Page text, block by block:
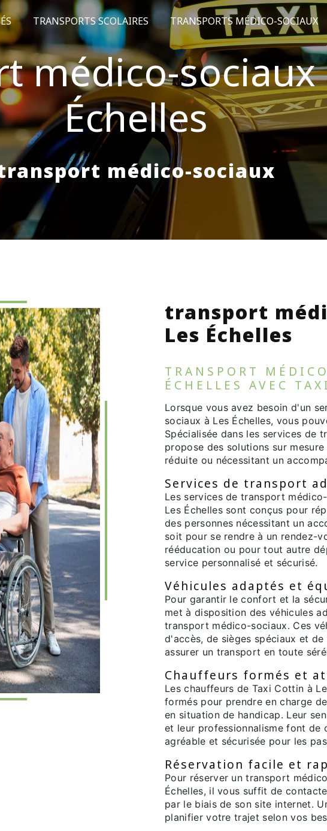
TRANSPORTS SCOLAIRES TRANSPORTS MÉDICO-SOCIAUX
médico-sociaux
Échelles
médico-sociaux
transport
Les Échelles
TRANSPORT
ÉCHELLES AVEC
Lorsque vous avez besoin d'un
sociaux à Les Échelles, vous
Spécialisée dans les services de
propose des solutions sur
réduite ou nécessitant un
Services de transport
Les services de transport
Les Échelles sont conçus pour
des personnes nécessitant un
soit pour se rendre à un rendez-
rééducation ou pour tout autre
service personnalisé et sécurisé.
Véhicules adaptés et
Pour garantir le confort et la
met à disposition des véhicules
transport médico-sociaux. Ces
d'accès, de sièges spéciaux et
assurer un transport en toute
Chauffeurs formés et
Les chauffeurs de Taxi Cottin à
formés pour prendre en charge
en situation de handicap. Leur
et leur professionnalisme font de
agréable et sécurisée pour les
Réservation facile et
Pour réserver un transport
Échelles, il vous suffit de
par le biais de son site internet.
planifier votre trajet selon vos